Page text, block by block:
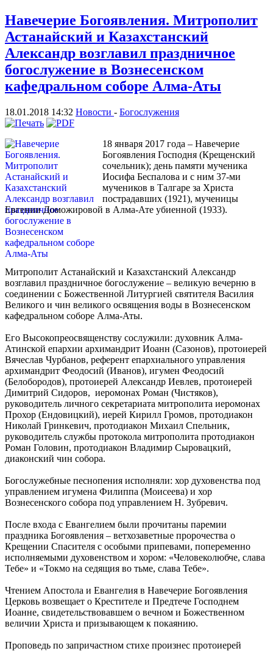
Навечерие Богоявления. Митрополит
Астанайский и Казахстанский
Александр возглавил праздничное
богослужение в Вознесенском
кафедральном соборе Алма-Аты
18.01.2018 14:32 Новости - Богослужения
18 января 2017 года – Навечерие
Богоявления Господня (Крещенский
сочельник); день памяти мученика
Иосифа Беспалова и с ним 37-ми
мучеников в Талгаре за Христа
пострадавших (1921), мученицы
Евгении Доможировой в Алма-Ате убиенной (1933).
Митрополит Астанайский и Казахстанский Александр
возглавил праздничное богослужение – великую вечерню в
соединении с Божественной Литургией святителя Василия
Великого и чин великого освящения воды в Вознесенском
кафедральном соборе Алма-Аты.
Его Высокопреосвященству сослужили: духовник Алма-
Атинской епархии архимандрит Иоанн (Сазонов), протоиерей
Вячеслав Чурбанов, референт епархиального управления
архимандрит Феодосий (Иванов), игумен Феодосий
(Белобородов), протоиерей Александр Иевлев, протоиерей
Димитрий Сидоров, иеромонах Роман (Чистяков),
руководитель личного секретариата митрополита иеромонах
Прохор (Ендовицкий), иерей Кирилл Громов, протодиакон
Николай Гринкевич, протодиакон Михаил Спельник,
руководитель службы протокола митрополита протодиакон
Роман Головин, протодиакон Владимир Сыровацкий,
диаконский чин собора.
Богослужебные песнопения исполняли: хор духовенства под
управлением игумена Филиппа (Моисеева) и хор
Вознесенского собора под управлением Н. Зубревич.
После входа с Евангелием были прочитаны паремии
праздника Богоявления – ветхозаветные пророчества о
Крещении Спасителя с особыми припевами, попеременно
исполняемыми духовенством и хором: «Человеколюбче, слава
Тебе» и «Токмо на седящия во тьме, слава Тебе».
Чтением Апостола и Евангелия в Навечерие Богоявления
Церковь возвещает о Крестителе и Предтече Господнем
Иоанне, свидетельствовавшем о вечном и Божественном
величии Христа и призывающем к покаянию.
Проповедь по запричастном стихе произнес протоиерей